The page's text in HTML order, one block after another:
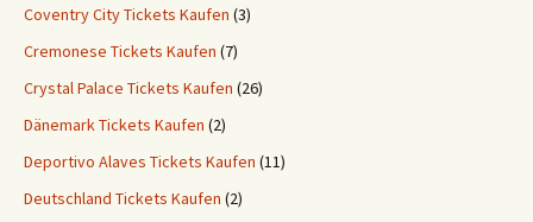
Coventry City Tickets Kaufen (3)
Cremonese Tickets Kaufen (7)
Crystal Palace Tickets Kaufen (26)
Dänemark Tickets Kaufen (2)
Deportivo Alaves Tickets Kaufen (11)
Deutschland Tickets Kaufen (2)